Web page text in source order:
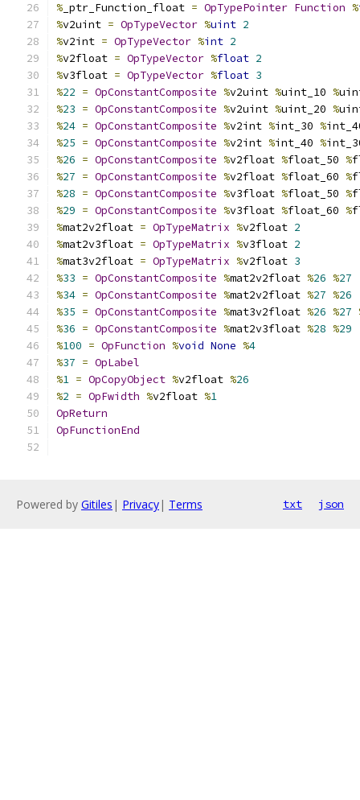
% _ptr_Function_float = OpTypePointer Function %
%v2uint = OpTypeVector %uint 2
%v2int = OpTypeVector %int 2
%v2float = OpTypeVector %float 2
%v3float = OpTypeVector %float 3
%22 = OpConstantComposite %v2uint %uint_10 %
%23 = OpConstantComposite %v2uint %uint_20 %
%24 = OpConstantComposite %v2int %int_30 %
%25 = OpConstantComposite %v2int %int_40 %
%26 = OpConstantComposite %v2float %float_50 %
%27 = OpConstantComposite %v2float %float_60 %
%28 = OpConstantComposite %v3float %float_50 %
%29 = OpConstantComposite %v3float %float_60 %
%mat2v2float = OpTypeMatrix %v2float 2
%mat2v3float = OpTypeMatrix %v3float 2
%mat3v2float = OpTypeMatrix %v2float 3
%33 = OpConstantComposite %mat2v2float %26 %27
%34 = OpConstantComposite %mat2v2float %27 %26
%35 = OpConstantComposite %mat3v2float %26 %27
%36 = OpConstantComposite %mat2v3float %28 %29
%100 = OpFunction %void None %4
%37 = OpLabel
%1 = OpCopyObject %v2float %26
%2 = OpFwidth %v2float %1
OpReturn
OpFunctionEnd
Powered by Gitiles | Privacy| Terms txt json